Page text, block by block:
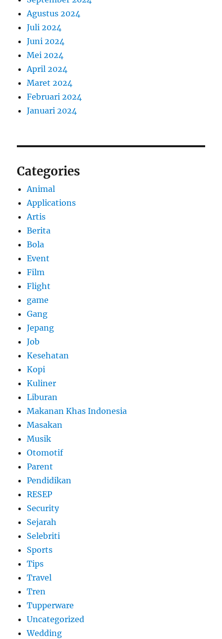
Agustus 2024
Juli 2024
Juni 2024
Mei 2024
April 2024
Maret 2024
Februari 2024
Januari 2024
Categories
Animal
Applications
Artis
Berita
Bola
Event
Film
Flight
game
Gang
Jepang
Job
Kesehatan
Kopi
Kuliner
Liburan
Makanan Khas Indonesia
Masakan
Musik
Otomotif
Parent
Pendidikan
RESEP
Security
Sejarah
Selebriti
Sports
Tips
Travel
Tren
Tupperware
Uncategorized
Wedding